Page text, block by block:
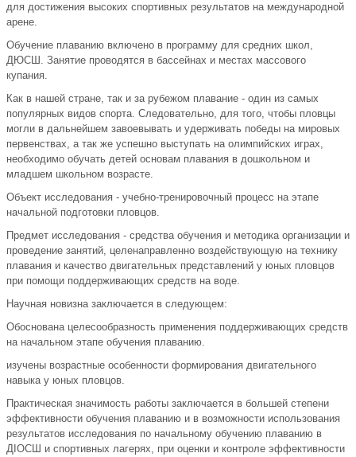
для достижения высоких спортивных результатов на международной
арене.
Обучение плаванию включено в программу для средних школ,
ДЮСШ. Занятие проводятся в бассейнах и местах массового
купания.
Как в нашей стране, так и за рубежом плавание - один из самых
популярных видов спорта. Следовательно, для того, чтобы пловцы
могли в дальнейшем завоевывать и удерживать победы на мировых
первенствах, а так же успешно выступать на олимпийских играх,
необходимо обучать детей основам плавания в дошкольном и
младшем школьном возрасте.
Объект исследования - учебно-тренировочный процесс на этапе
начальной подготовки пловцов.
Предмет исследования - средства обучения и методика организации и
проведение занятий, целенаправленно воздействующую на технику
плавания и качество двигательных представлений у юных пловцов
при помощи поддерживающих средств на воде.
Научная новизна заключается в следующем:
Обоснована целесообразность применения поддерживающих средств
на начальном этапе обучения плаванию.
изучены возрастные особенности формирования двигательного
навыка у юных пловцов.
Практическая значимость работы заключается в большей степени
эффективности обучения плаванию и в возможности использования
результатов исследования по начальному обучению плаванию в
ДIОСШ и спортивных лагерях, при оценки и контроле эффективности